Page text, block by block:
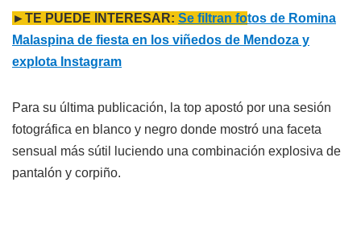
►TE PUEDE INTERESAR: Se filtran fotos de Romina
Malaspina de fiesta en los viñedos de Mendoza y
explota Instagram
Para su última publicación, la top apostó por una sesión
fotográfica en blanco y negro donde mostró una faceta
sensual más sútil luciendo una combinación explosiva de
pantalón y corpiño.